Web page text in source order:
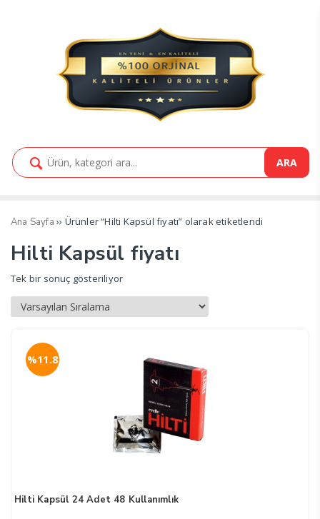
ARA
Ana Sayfa ›› Ürünler “Hilti Kapsül fiyatı” olarak etiketlendi
Hilti Kapsül fiyatı
Tek bir sonuç gösteriliyor
Hilti Kapsül 24 Adet 48 Kullanımlık
%11.8